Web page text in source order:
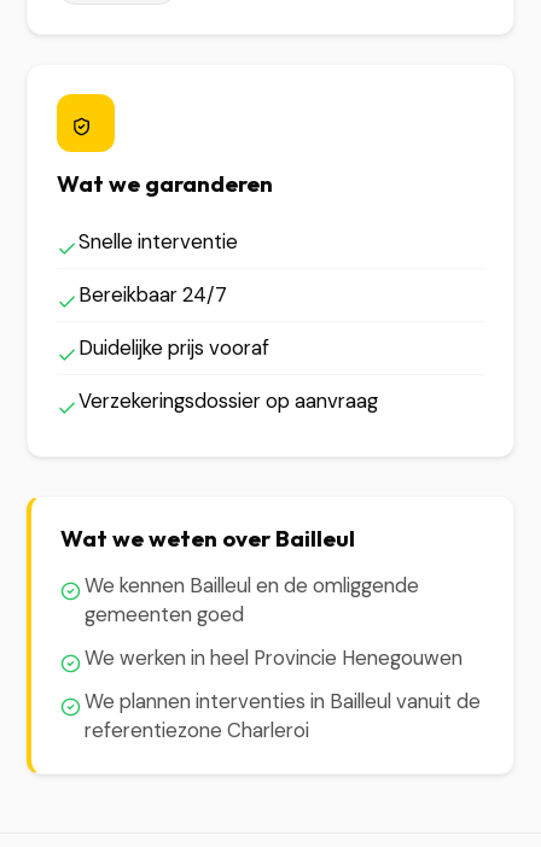
Wat we garanderen
Snelle interventie
Bereikbaar 24/7
Duidelijke prijs vooraf
Verzekeringsdossier op aanvraag
Wat we weten over Bailleul
We kennen Bailleul en de omliggende
gemeenten goed
We werken in heel Provincie Henegouwen
We plannen interventies in Bailleul vanuit de
referentiezone Charleroi